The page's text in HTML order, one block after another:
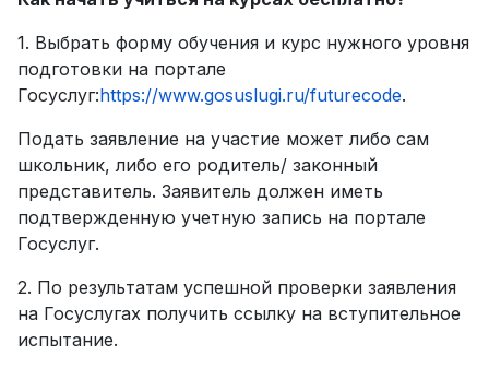
1. Выбрать форму обучения и курс нужного уровня
подготовки на портале
Госуслуг:https://www.gosuslugi.ru/futurecode.
Подать заявление на участие может либо сам
школьник, либо его родитель/ законный
представитель. Заявитель должен иметь
подтвержденную учетную запись на портале
Госуслуг.
2. По результатам успешной проверки заявления
на Госуслугах получить ссылку на вступительное
испытание.